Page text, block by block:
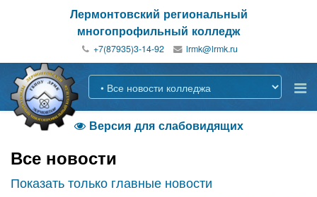
Лермонтовский региональный
многопрофильный колледж
+7(87935)3-14-92
Версия для слабовидящих
Все новости
Показать только главные новости